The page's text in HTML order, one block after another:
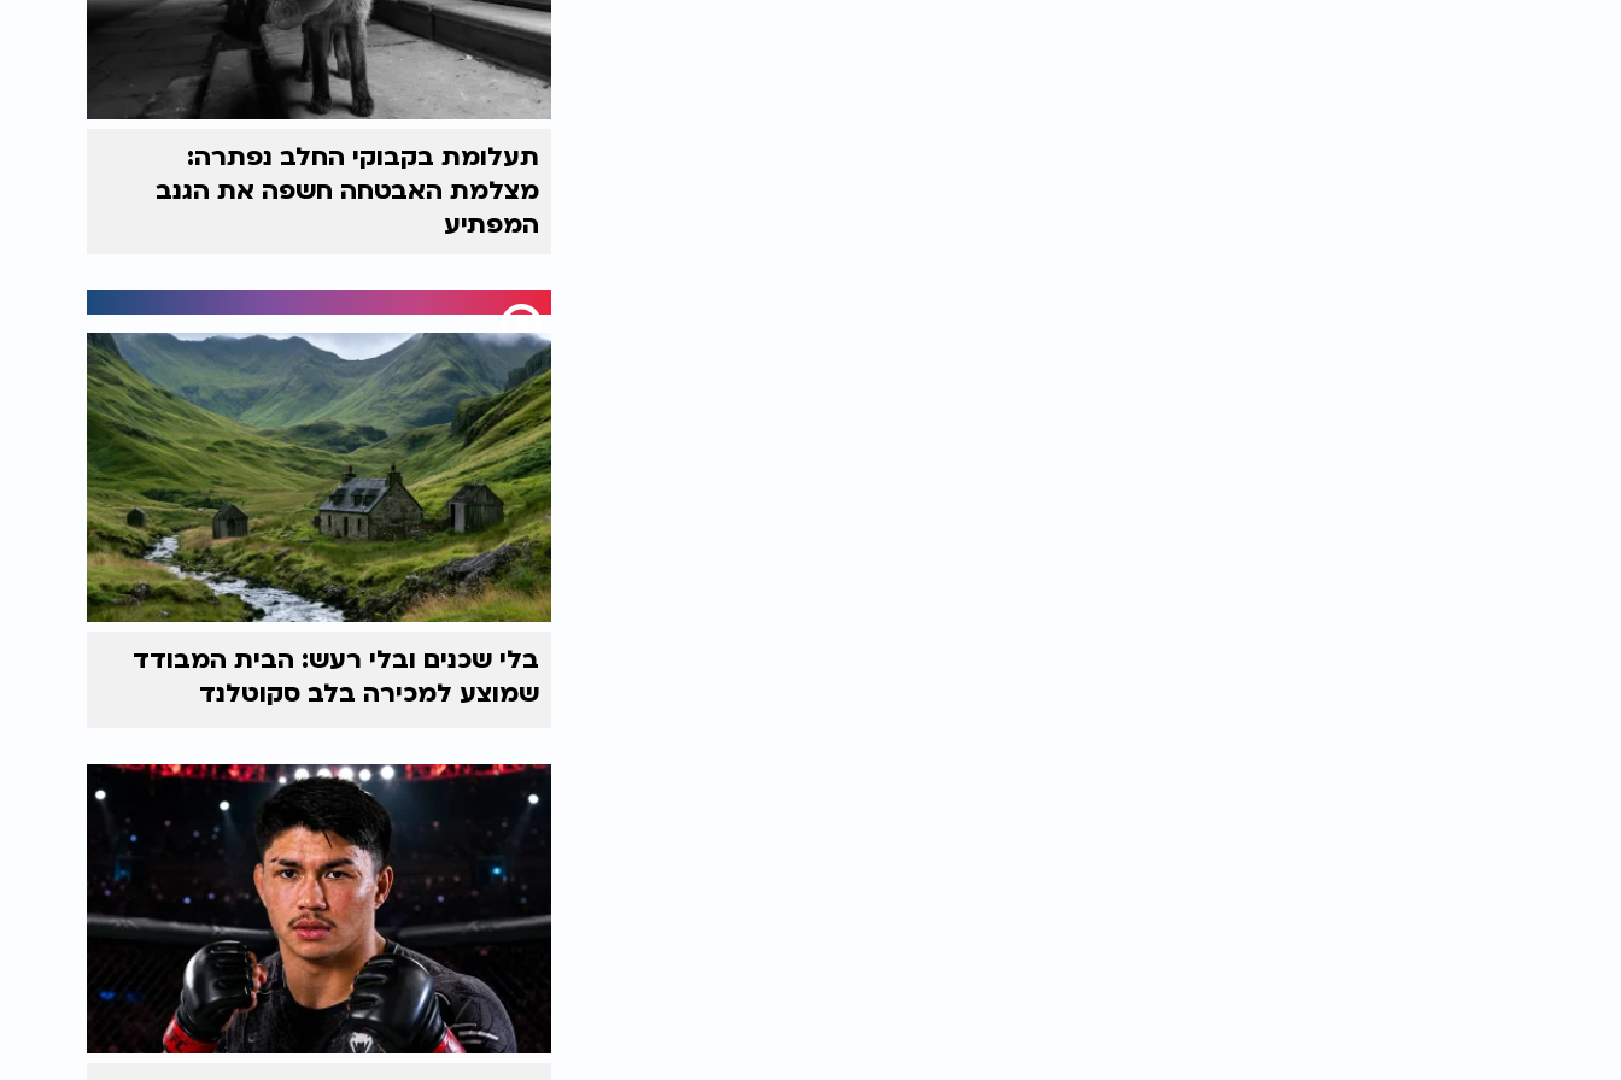
תעלומת בקבוקי החלב נפתרה:
מצלמת האבטחה חשפה את הגנב
המפתיע
בלי שכנים ובלי רעש: הבית המבודד
שמוצע למכירה בלב סקוטלנד